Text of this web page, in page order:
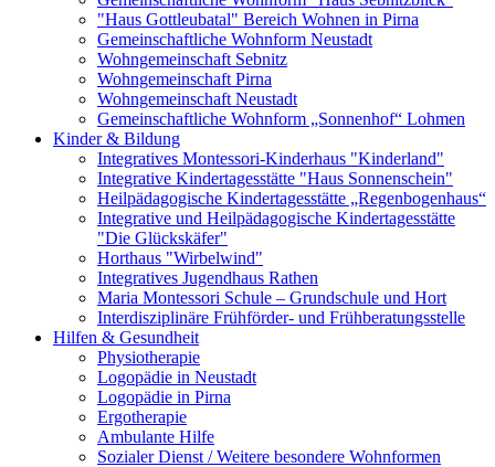
"Haus Gottleubatal" Bereich Wohnen in Pirna
Gemeinschaftliche Wohnform Neustadt
Wohngemeinschaft Sebnitz
Wohngemeinschaft Pirna
Wohngemeinschaft Neustadt
Gemeinschaftliche Wohnform „Sonnenhof“ Lohmen
Kinder & Bildung
Integratives Montessori-Kinderhaus "Kinderland"
Integrative Kindertagesstätte "Haus Sonnenschein"
Heilpädagogische Kindertagesstätte „Regenbogenhaus“
Integrative und Heilpädagogische Kindertagesstätte
"Die Glückskäfer"
Horthaus "Wirbelwind"
Integratives Jugendhaus Rathen
Maria Montessori Schule – Grundschule und Hort
Interdisziplinäre Frühförder- und Frühberatungsstelle
Hilfen & Gesundheit
Physiotherapie
Logopädie in Neustadt
Logopädie in Pirna
Ergotherapie
Ambulante Hilfe
Sozialer Dienst / Weitere besondere Wohnformen